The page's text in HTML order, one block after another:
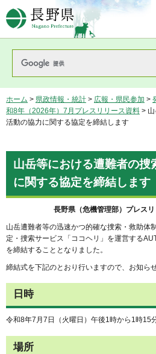
長野県Nagano
ホーム > 県政情報・統計 > 広報・県民参加 >
和8年（2026年）7月プレスリリース資料 >
活動の協力に関する協定を締結します
山岳等における遭難者の捜
に関する協定を締結します
長野県（危機管理部）プレス
山岳遭難者等の迅速かつ的確な捜索・救助体
定・捜索サービス「ココヘリ」を運営する
を締結することとなりました。
締結式を下記のとおり行いますので、お知ら
日時
令和8年7月7日（火曜日）午後1時から1時15
場所